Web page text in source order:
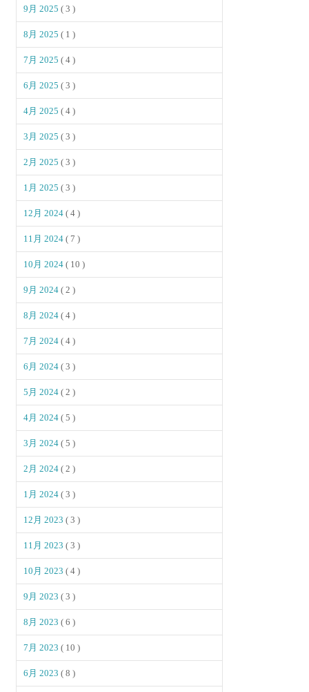
9月 2025( 3 )
8月 2025( 1 )
7月 2025( 4 )
6月 2025( 3 )
4月 2025( 4 )
3月 2025( 3 )
2月 2025( 3 )
1月 2025( 3 )
12月 2024( 4 )
11月 2024( 7 )
10月 2024( 10 )
9月 2024( 2 )
8月 2024( 4 )
7月 2024( 4 )
6月 2024( 3 )
5月 2024( 2 )
4月 2024( 5 )
3月 2024( 5 )
2月 2024( 2 )
1月 2024( 3 )
12月 2023( 3 )
11月 2023( 3 )
10月 2023( 4 )
9月 2023( 3 )
8月 2023( 6 )
7月 2023( 10 )
6月 2023( 8 )